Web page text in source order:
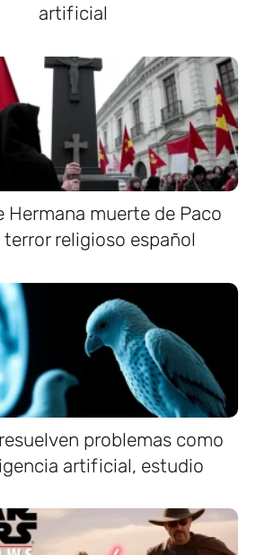
artificial
Hermana muerte de Paco
terror religioso español
problemas como
artificial, estudio